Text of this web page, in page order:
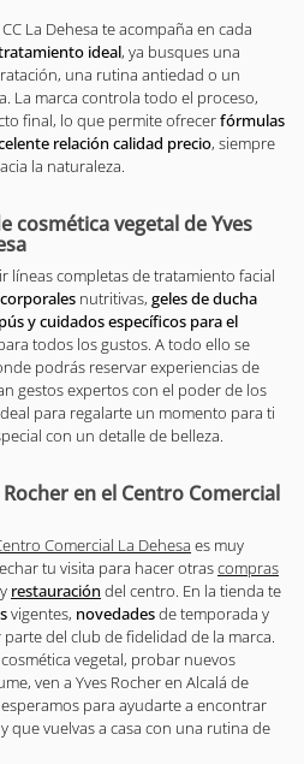
La Dehesa te acompaña en cada
ideal, ya busques una
una rutina antiedad o un
La marca controla todo el proceso,
final, lo que permite ofrecerfórmulas
relación calidad precio, siempre
la naturaleza.
cosmética vegetal de Yves
líneas completas de tratamiento facial
nutritivas, geles de ducha
y cuidados específicos para el
todos los gustos. A todo ello se
podrás reservar experiencias de
gestos expertos con el poder de los
para regalarte un momento para ti
con un detalle de belleza.
en el Centro Comercial
Comercial La Dehesa es muy
tu visita para hacer otrascompras
y restauración del centro. En la tienda te
vigentes, novedadesde temporada y
del club de fidelidad de la marca.
vegetal, probar nuevos
ven a Yves Rocher en Alcalá de
para ayudarte a encontrar
que vuelvas a casa con una rutina de